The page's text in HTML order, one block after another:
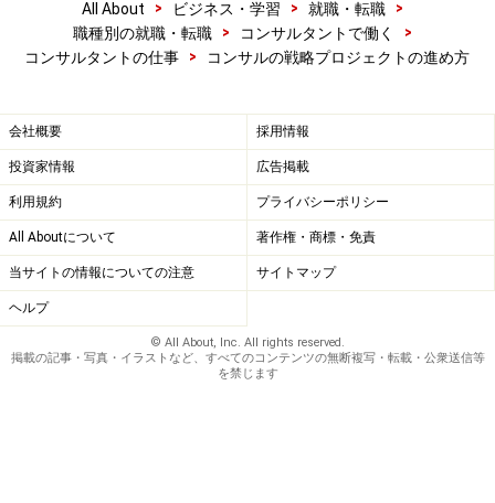
All About > ビジネス・学習 > 就職・転職
>
職種別の就職・転職
> コンサルタントで働く
>
コンサルタントの仕事
> コンサルの戦略プロジェクトの進め方
会社概要 採用情報
投資家情報 広告掲載
利用規約 プライバシーポリシー
All Aboutについて 著作権・商標・免責
当サイトの情報についての注意 サイトマップ
ヘルプ
© All About, Inc. All rights reserved.
掲載の記事・写真・イラストなど、すべてのコンテンツの無断複写・転載・公衆送信等
を禁じます